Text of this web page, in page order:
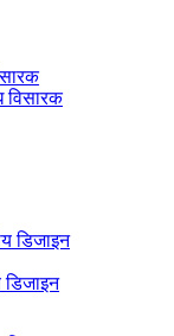
विसारक
डिजाइन